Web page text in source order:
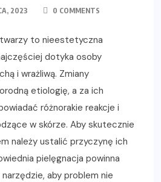
2023 0 COMMENTS
to nieestetyczna
dotyka osoby
i wrażliwą. Zmiany
etiologię, a za ich
różnorakie reakcje i
w skórze. Aby skutecznie
należy ustalić przyczynę ich
pielęgnacja powinna
aby problem nie